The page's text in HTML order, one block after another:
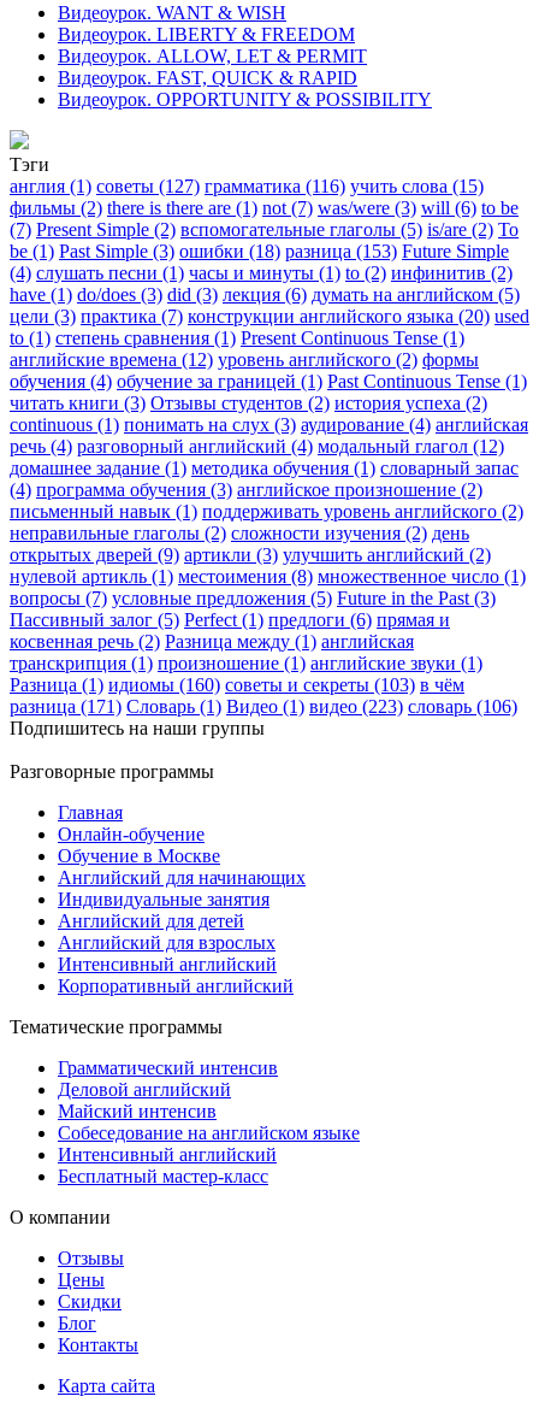
Видеоурок. WANT & WISH
Видеоурок. LIBERTY & FREEDOM
Видеоурок. ALLOW, LET & PERMIT
Видеоурок. FAST, QUICK & RAPID
Видеоурок. OPPORTUNITY & POSSIBILITY
Тэги
англия (1) советы (127) грамматика (116) учить слова (15)
фильмы (2) there is there are (1) not (7) was/were (3) will (6) to be
(7) Present Simple (2) вспомогательные глаголы (5) is/are (2) To
be (1) Past Simple (3) ошибки (18) разница (153) Future Simple
(4) слушать песни (1) часы и минуты (1) to (2) инфинитив (2)
have (1) do/does (3) did (3) лекция (6) думать на английском (5)
цели (3) практика (7) конструкции английского языка (20) used
to (1) степень сравнения (1) Present Continuous Tense (1)
английские времена (12) уровень английского (2) формы
обучения (4) обучение за границей (1) Past Continuous Tense (1)
читать книги (3) Отзывы студентов (2) история успеха (2)
continuous (1) понимать на слух (3) аудирование (4) английская
речь (4) разговорный английский (4) модальный глагол (12)
домашнее задание (1) методика обучения (1) словарный запас
(4) программа обучения (3) английское произношение (2)
письменный навык (1) поддерживать уровень английского (2)
неправильные глаголы (2) сложности изучения (2) день
открытых дверей (9) артикли (3) улучшить английский (2)
нулевой артикль (1) местоимения (8) множественное число (1)
вопросы (7) условные предложения (5) Future in the Past (3)
Пассивный залог (5) Perfect (1) предлоги (6) прямая и
косвенная речь (2) Разница между (1) английская
транскрипция (1) произношение (1) английские звуки (1)
Разница (1) идиомы (160) советы и секреты (103) в чём
разница (171) Словарь (1) Видео (1) видео (223) словарь (106)
Подпишитесь на наши группы
Разговорные программы
Главная
Онлайн-обучение
Обучение в Москве
Английский для начинающих
Индивидуальные занятия
Английский для детей
Английский для взрослых
Интенсивный английский
Корпоративный английский
Тематические программы
Грамматический интенсив
Деловой английский
Майский интенсив
Собеседование на английском языке
Интенсивный английский
Бесплатный мастер-класс
О компании
Отзывы
Цены
Скидки
Блог
Контакты
Карта сайта